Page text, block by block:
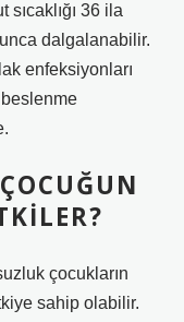
sıcaklığı 36 ila
dalgalanabilir.
enfeksiyonları
çocukların
sahip olabilir.